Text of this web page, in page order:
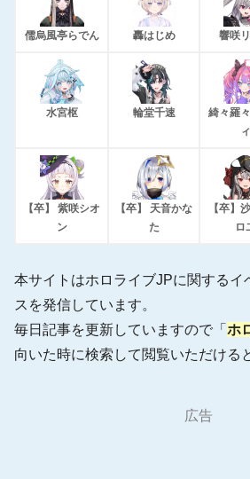
儒烏風亭らでん 轟はじめ 響咲
水宮枢 輪堂千速
綺々羅
ィ
【卒】 紫咲シオ
ン
【卒】 天音かな
た
【卒】
ロ
本サイトはホロライブJPに関するイ
スを発信しています。
毎日記事を更新していますので「 ホ
向いた時に検索して閲覧いただける
広告